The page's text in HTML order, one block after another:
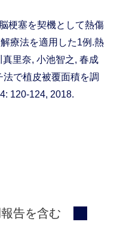
梗塞を契機として熱傷
療法を適用した1例.熱
里奈, 小池智之, 春成
で植皮被覆面積を調
120-124, 2018.
告を含む